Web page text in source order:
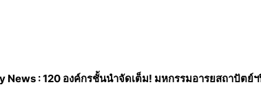
News : 120 องค์กรชั้นนำจัดเต็ม! มหกรรมอารยสถาปัตย์